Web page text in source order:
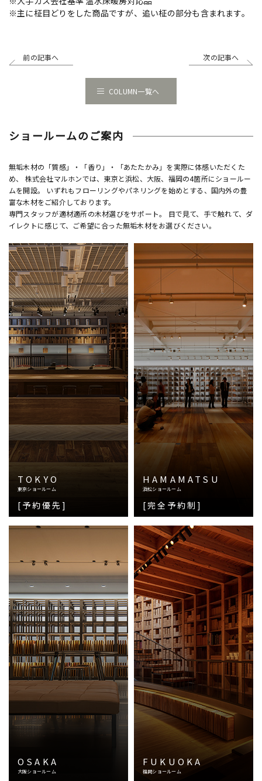
※主に柾目どりをした商品ですが、追い柾の部分も含まれます。
前の記事へ 次の記事へ
COLUMN一覧へ
ショールームのご案内
無垢木材の「質感」・「香り」・「あたたかみ」を実際に体感いただくた
め、 株式会社マルホンでは、東京と浜松、大阪、福岡の4箇所にショールー
ムを開設。 いずれもフローリングやパネリングを始めとする、国内外の豊
富な木材をご紹介しております。
専門スタッフが適材適所の木材選びをサポート。 目で見て、手で触れて、ダ
イレクトに感じて、ご希望に合った無垢木材をお選びください。
TOKYO
東京ショールーム
[予約優先]
HAMAMATSU
浜松ショールーム
[完全予約制]
OSAKA
大阪ショールーム
FUKUOKA
福岡ショールーム